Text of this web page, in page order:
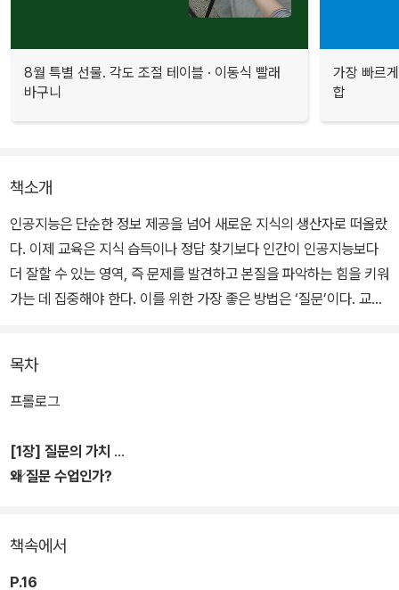
8월 특별 선물. 각도 조절 테이블 · 이동식 빨래
바구니
가장 빠르
합
책소개
인공지능은 단순한 정보 제공을 넘어 새로운 지식의 생산자로 떠올랐
다. 이제 교육은 지식 습득이나 정답 찾기보다 인간이 인공지능보다
더 잘할 수 있는 영역, 즉 문제를 발견하고 본질을 파악하는 힘을 키워
가는 데 집중해야 한다. 이를 위한 가장 좋은 방법은 ‘질문’이다. 교육
무엇보다 ‘좋은 질문’을 매개로 배움의 질을 높이는 수업을 만들어 가
매개로 학생들이 배움에 자발적으로 참여하며 성적과 미래 역량을 함
께 키워가는 모습이 잘 담겨 있다. 탐구 질문을 중심으로 학생들의 호
목차
프롤로그
[1장] 질문의 가치
왜 질문 수업인가?
책속에서
P.16